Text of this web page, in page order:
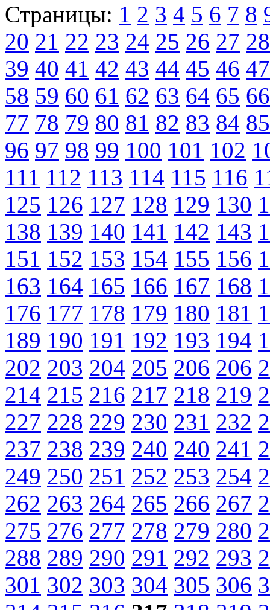
Страницы: 1 2 3 4 5 6 7 8
20 21 22 23 24 25 26 27 28
39 40 41 42 43 44 45 46 47
58 59 60 61 62 63 64 65 66
77 78 79 80 81 82 83 84 85
96 97 98 99 100 101 102
111 112 113 114 115 116
125 126 127 128 129 130
138 139 140 141 142 143
151 152 153 154 155 156
163 164 165 166 167 168
176 177 178 179 180 181
189 190 191 192 193 194
202 203 204 205 206 206
214 215 216 217 218 219
227 228 229 230 231 232
237 238 239 240 240 241
249 250 251 252 253 254
262 263 264 265 266 267
275 276 277 278 279 280
288 289 290 291 292 293
301 302 303 304 305 306